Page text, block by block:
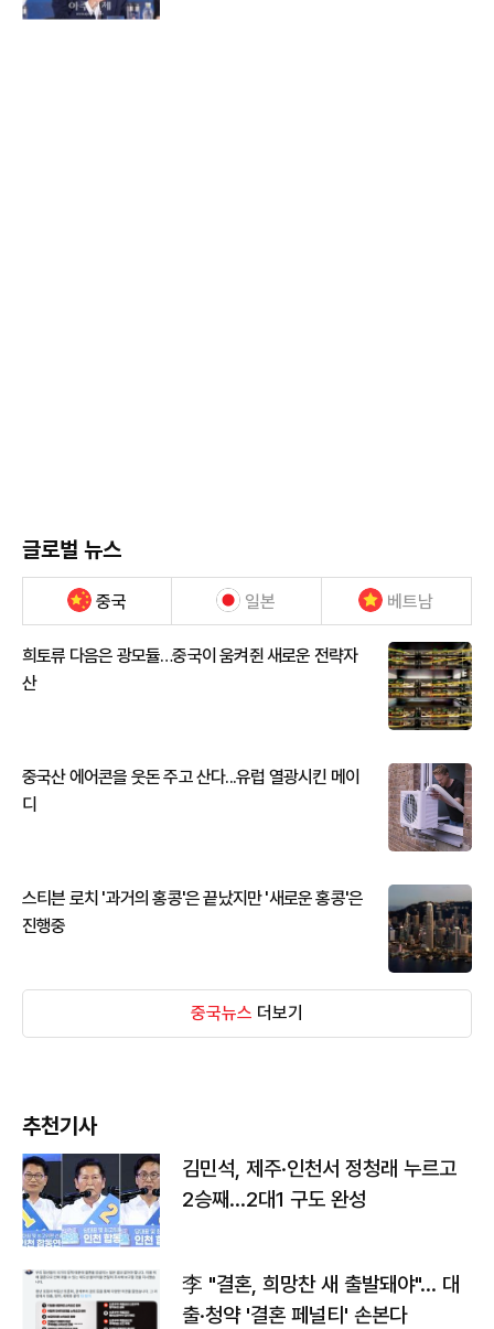
글로벌 뉴스
중국 일본 베트남
희토류 다음은 광모듈…중국이 움켜쥔 새로운 전략자
산
중국산 에어콘을 웃돈 주고 산다...유럽 열광시킨 메이
디
스티븐 로치 '과거의 홍콩'은 끝났지만 '새로운 홍콩'은
진행중
중국뉴스 더보기
추천기사
김민석, 제주·인천서 정청래 누르고
2승째…2대1 구도 완성
李 "결혼, 희망찬 새 출발돼야"… 대
출·청약 '결혼 페널티' 손본다